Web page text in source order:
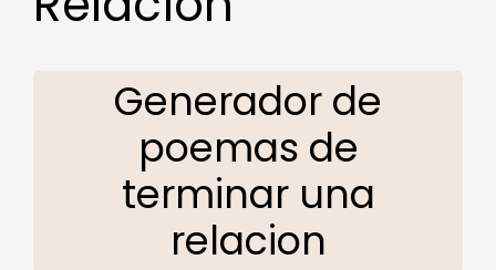
Generador de
poemas de
terminar una
relacion